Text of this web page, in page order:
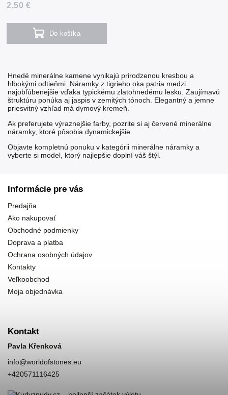
2,50 €
Do košíka
Hnedé minerálne kamene vynikajú prirodzenou kresbou a
hlbokými odtieňmi. Náramky z tigrieho oka patria medzi
najobľúbenejšie vďaka typickému zlatohnedému lesku. Zaujímavú
štruktúru ponúka aj jaspis v zemitých tónoch. Elegantný a jemne
priesvitný vzhľad má dymový kremeň
Ak preferujete výraznejšie farby, pozrite si aj červené minerálne
náramky, ktoré pôsobia dynamickejšie.
Objavte kompletnú ponuku v kategórii minerálne náramky a
vyberte si model, ktorý najlepšie doplní váš štýl.
Informácie pre vás
Predajňa
Ako nakupovať
Obchodné podmienky
Doprava a platba
Ochrana osobných údajov
Kontakty
Veľkoobchod
Moja objednávka
Kontakt
Pavla Křenková
info@worldofstones.eu
+420571116425